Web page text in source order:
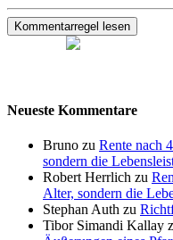
Kommentarregel lesen
Neueste Kommentare
Bruno zu Rente nach
sondern die
Robert Herrlich zu
Alter, sondern die
Stephan Auth zu
Tibor Simandi Kallay